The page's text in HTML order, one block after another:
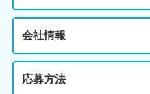
会社情報
応募方法